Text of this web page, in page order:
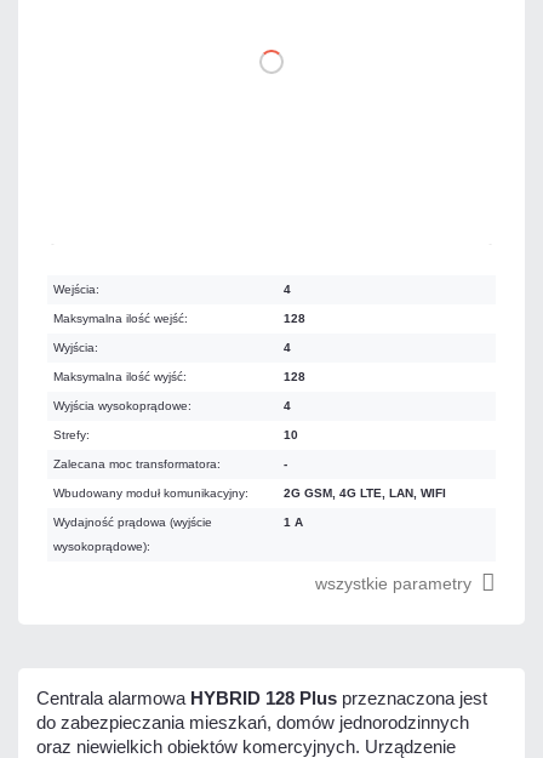
Wejścia: 4
Maksymalna ilość wejść: 128
Wyjścia: 4
Maksymalna ilość wyjść: 128
Wyjścia wysokoprądowe: 4
Strefy: 10
Zalecana moc transformatora: -
Wbudowany moduł komunikacyjny: 2G GSM, 4G LTE, LAN, WIFI
Wydajność prądowa (wyjście
wysokoprądowe):
1 A
wszystkie parametry
Centrala alarmowa HYBRID 128 Plus przeznaczona jest
do zabezpieczania mieszkań, domów jednorodzinnych
oraz niewielkich obiektów komercyjnych. Urządzenie